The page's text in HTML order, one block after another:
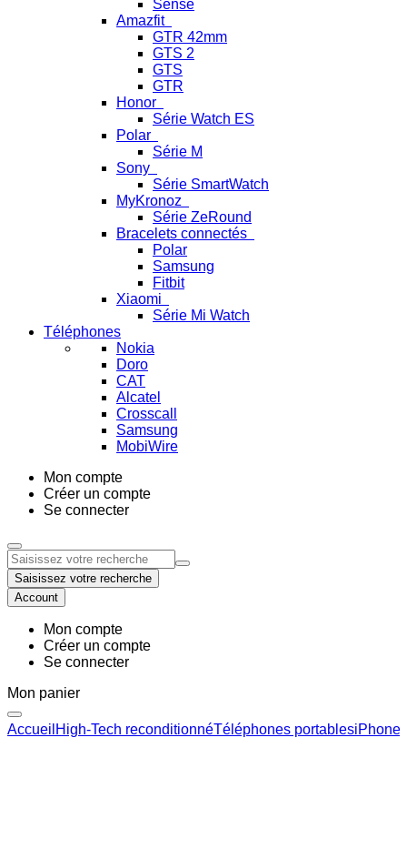
Sense
Amazfit
GTR 42mm
GTS 2
GTS
GTR
Honor
Série Watch ES
Polar
Série M
Sony
Série SmartWatch
MyKronoz
Série ZeRound
Bracelets connectés
Polar
Samsung
Fitbit
Xiaomi
Série Mi Watch
Téléphones
Nokia
Doro
CAT
Alcatel
Crosscall
Samsung
MobiWire
Mon compte
Créer un compte
Se connecter
Saisissez votre recherche
Account
Mon compte
Créer un compte
Se connecter
Mon panier
Accueil High-Tech reconditionnéTéléphones portablesiPhone